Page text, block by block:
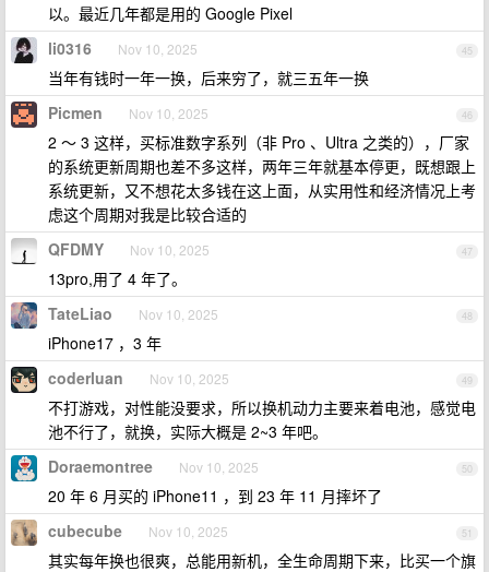
以。最近几年都是用的 Google Pixel
45
li0316 Nov 10, 2025
当年有钱时一年一换，后来穷了，就三五年一换
46
Picmen Nov 10, 2025
2 ～ 3 这样，买标准数字系列（非 Pro 、Ultra 之类的），厂家
的系统更新周期也差不多这样，两年三年就基本停更，既想跟上
系统更新，又不想花太多钱在这上面，从实用性和经济情况上考
虑这个周期对我是比较合适的
47
QFDMY Nov 10, 2025
13pro,用了 4 年了。
48
TateLiao Nov 10, 2025
iPhone17 ，3 年
49
coderluan Nov 10, 2025
不打游戏，对性能没要求，所以换机动力主要来着电池，感觉电
池不行了，就换，实际大概是 2~3 年吧。
50
Doraemontree Nov 10, 2025
20 年 6 月买的 iPhone11 ，到 23 年 11 月摔坏了
51
cubecube Nov 10, 2025
其实每年换也很爽，总能用新机，全生命周期下来，比买一个旗